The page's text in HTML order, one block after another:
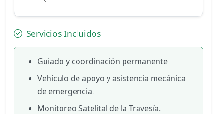
Servicios Incluidos
Guiado y coordinación permanente
Vehículo de apoyo y asistencia mecánica
de emergencia.
Monitoreo Satelital de la Travesía.